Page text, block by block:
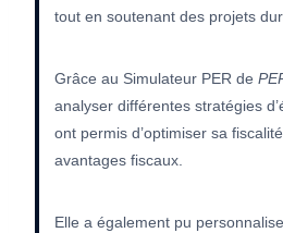
tout en soutenant des projets
Grâce au Simulateur PER de
analyser différentes stratégies
ont permis d’optimiser sa
avantages fiscaux.
Elle a également pu